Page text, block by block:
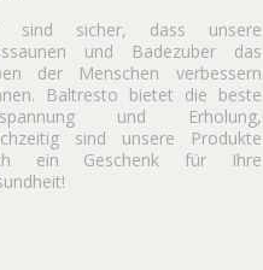
sind sicher, dass unsere
und Badezuber das
der Menschen verbessern
Baltresto bietet die beste
und Erholung,
sind unsere Produkte
ein Geschenk für Ihre